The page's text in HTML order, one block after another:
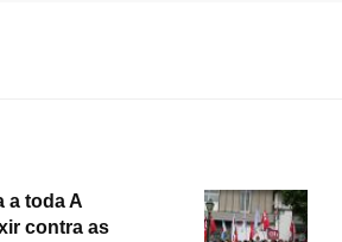
a toda A
contra as